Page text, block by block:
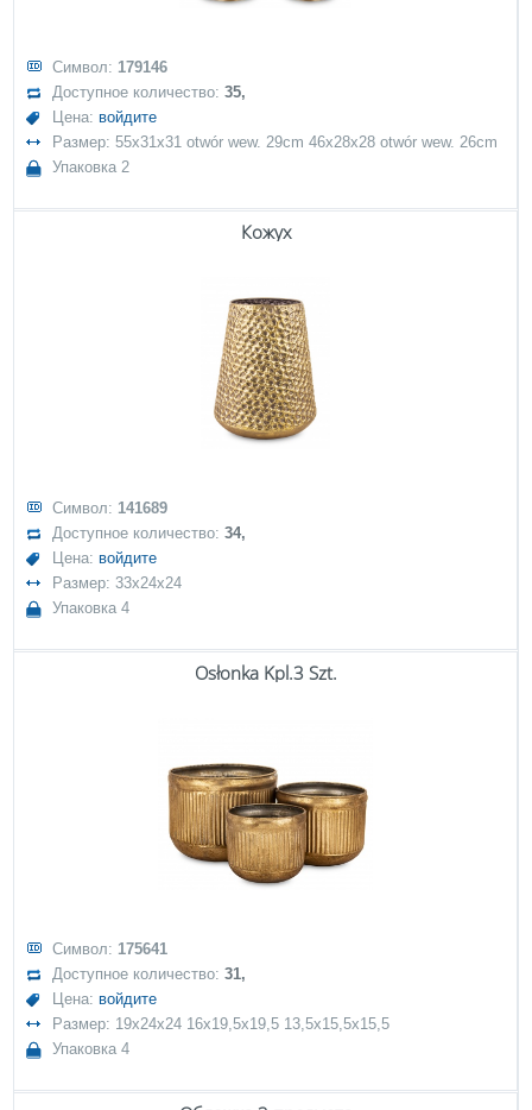
Символ: 179146
Доступное количество:35,
Цена: войдите
Размер: 55x31x31 otwór wew. 29cm 46x28x28 otwór wew. 26cm
Упаковка 2
Кожух
Символ: 141689
Доступное количество:34,
Цена: войдите
Размер: 33x24x24
Упаковка 4
Osłonka Kpl.3 Szt.
Символ: 175641
Доступное количество:31,
Цена: войдите
Размер: 19x24x24 16x19,5x19,5 13,5x15,5x15,5
Упаковка 4